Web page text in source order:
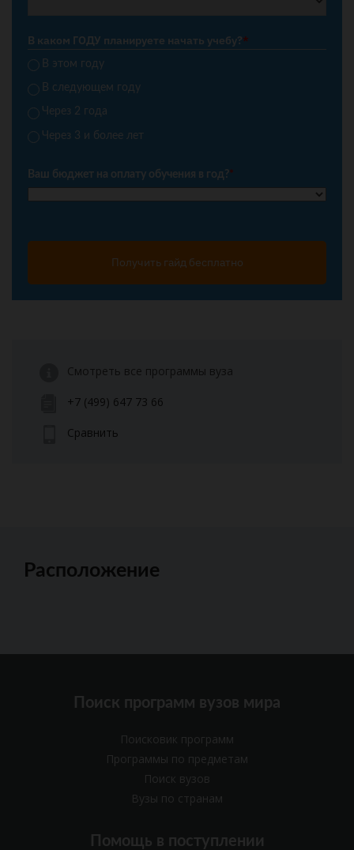
В каком ГОДУ планируете начать учебу?*
В этом году
В следующем году
Через 2 года
Через 3 и более лет
Ваш бюджет на оплату обучения в год?*
Получить гайд бесплатно
Смотреть все программы вуза
+7 (499) 647 73 66
Сравнить
Расположение
Поиск программ вузов мира
Поисковик программ
Программы по предметам
Поиск вузов
Вузы по странам
Помощь в поступлении